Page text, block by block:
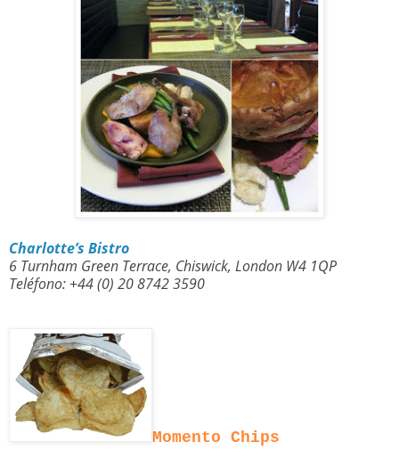
Charlotte’s Bistro
6 Turnham Green Terrace, Chiswick, London W4 1QP
Teléfono: +44 (0) 20 8742 3590
Momento Chips